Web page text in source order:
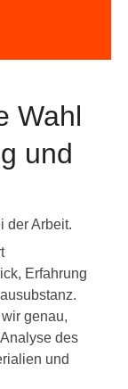
Wahl
und
Erfahrung
genau,
des
und